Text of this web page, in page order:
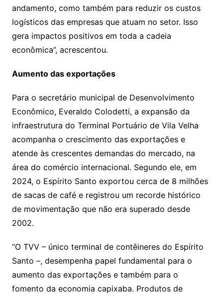
andamento, como também para reduzir os custos
logísticos das empresas que atuam no setor. Isso
gera impactos positivos em toda a cadeia
econômica”, acrescentou.
Aumento das exportações
Para o secretário municipal de Desenvolvimento
Econômico, Everaldo Colodetti, a expansão da
infraestrutura do Terminal Portuário de Vila Velha
acompanha o crescimento das exportações e
atende às crescentes demandas do mercado, na
área do comércio internacional. Segundo ele, em
2024, o Espírito Santo exportou cerca de 8 milhões
de sacas de café e registrou um recorde histórico
de movimentação que não era superado desde
2002.
“O TVV – único terminal de contêineres do Espírito
Santo –, desempenha papel fundamental para o
aumento das exportações e também para o
fomento da economia capixaba. Produtos de